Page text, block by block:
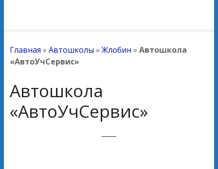
Главная » Автошколы » Жлобин » Автошкола
«АвтоУчСервис»
Автошкола
«АвтоУчСервис»